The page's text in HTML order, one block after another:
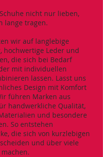
nicht nur lieben,
lange tragen.
wir auf langlebige
hochwertige Leder und
die sich bei Bedarf
mit individuellen
lassen. Lasst uns
Design mit Komfort
führen Marken aus
handwerkliche Qualität,
und besondere
So entstehen
die sich von kurzlebigen
und über viele
machen.